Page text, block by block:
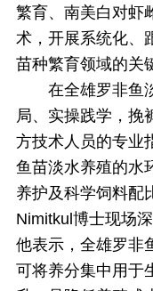
繁育、南美白对虾
术，开展系统化、
苗种繁育领域的关
在全雄罗非鱼
局、实操践学，挽
方技术人员的专业
鱼苗淡水养殖的水
养护及科学饲料配
Nimitkul博士现场
他表示，全雄罗非
可将养分集中用于